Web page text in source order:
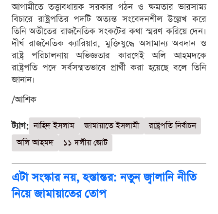
আগামীতে তত্ত্বাবধায়ক সরকার গঠন ও ক্ষমতার ভারসাম্য
বিচারে রাষ্ট্রপতির পদটি অত্যন্ত সংবেদনশীল উল্লেখ করে
তিনি অতীতের রাজনৈতিক সংকটের কথা স্মরণ করিয়ে দেন।
দীর্ঘ রাজনৈতিক ক্যারিয়ার, মুক্তিযুদ্ধে অসামান্য অবদান ও
রাষ্ট্র পরিচালনায় অভিজ্ঞতার কারণেই অলি আহমদকে
রাষ্ট্রপতি পদে সর্বসম্মতভাবে প্রার্থী করা হয়েছে বলে তিনি
জানান।
/আশিক
ট্যাগ: নাহিদ ইসলাম জামায়াতে ইসলামী
রাষ্ট্রপতি নির্বাচন
অলি আহমদ
১১ দলীয় জোট
এটা সংস্কার নয়, হস্তান্তর: নতুন জ্বালানি নীতি
নিয়ে জামায়াতের তোপ